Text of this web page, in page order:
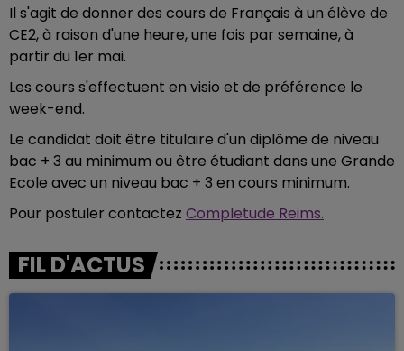
Il s'agit de donner des cours de Français à un élève de
CE2, à raison d'une heure, une fois par semaine, à
partir du 1er mai.
Les cours s'effectuent en visio et de préférence le
week-end.
Le candidat doit être titulaire d'un diplôme de niveau
bac + 3 au minimum ou être étudiant dans une Grande
Ecole avec un niveau bac + 3 en cours minimum.
Pour postuler contactez Completude Reims.
FIL D'ACTUS